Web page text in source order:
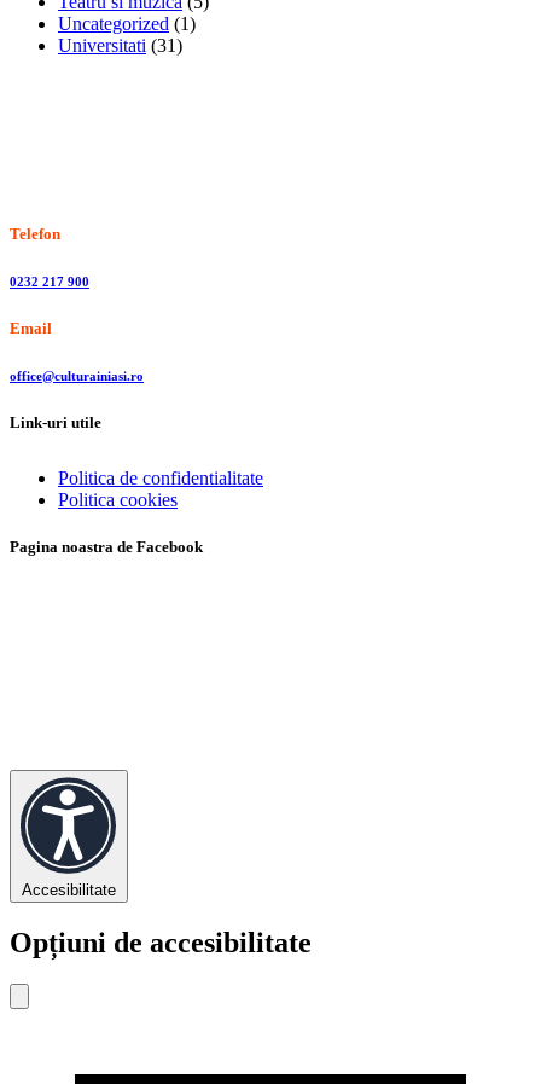
Uncategorized (1)
Universitati (31)
Telefon
0232 217 900
Email
office@culturainiasi.ro
Link-uri utile
Politica de confidentialitate
Politica cookies
Pagina noastra de Facebook
Accesibilitate
Opțiuni de accesibilitate